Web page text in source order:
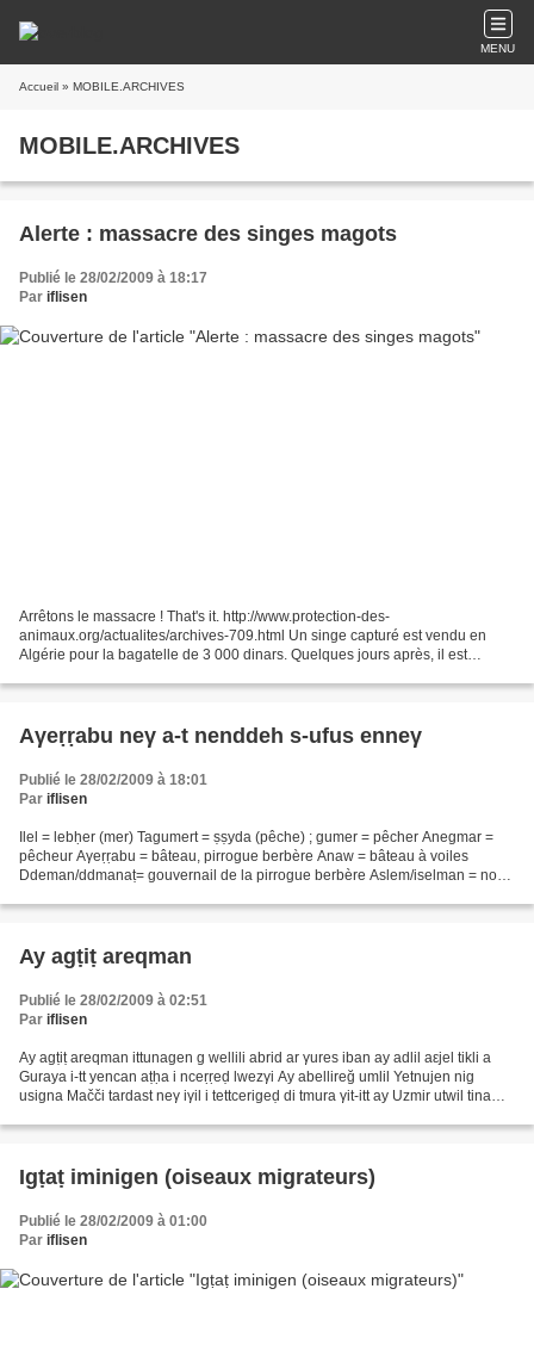
MENU
Accueil » MOBILE.ARCHIVES
MOBILE.ARCHIVES
Alerte : massacre des singes magots
Publié le 28/02/2009 à 18:17
Par iflisen
Arrêtons le massacre ! That's it. http://www.protection-des-
animaux.org/actualites/archives-709.html Un singe capturé est vendu en
Algérie pour la bagatelle de 3 000 dinars. Quelques jours après, il est
Aγeṛṛabu neγ a-t nenddeh s-ufus enneγ
Publié le 28/02/2009 à 18:01
Par iflisen
Ilel = lebḥer (mer) Tagumert = ṣṣyda (pêche) ; gumer = pêcher Anegmar =
pêcheur Aγeṛṛabu = bâteau, pirrogue berbère Anaw = bâteau à voiles
Ddeman/ddmanaṭ= gouvernail de la pirrogue berbère Aslem/iselman = nom
Ay agṭiṭ areqman
Publié le 28/02/2009 à 02:51
Par iflisen
Ay agṭiṭ areqman ittunagen g wellili abrid ar γures iban ay adlil aεjel tikli a
Guraya i-tt yencan aṭḥa i nceṛṛeḍ lwezγi Ay abellireğ umlil Yetnujen nig
usigna Mačči tardast neγ iγil i tettcerigeḍ di tmura γit-itt ay Uzmir utwil tina
Igṭaṭ iminigen (oiseaux migrateurs)
Publié le 28/02/2009 à 01:00
Par iflisen